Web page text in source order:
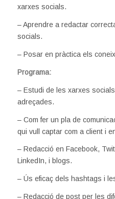
xarxes socials.
– Aprendre a redactar
socials.
– Posar en pràctica els
Programa:
– Estudi de les xarxes
adreçades.
– Com fer un pla de
qui vull captar com a client i
– Redacció en Facebook,
LinkedIn, i blogs.
– Ús eficaç dels hashtags i
– Redacció de post per les